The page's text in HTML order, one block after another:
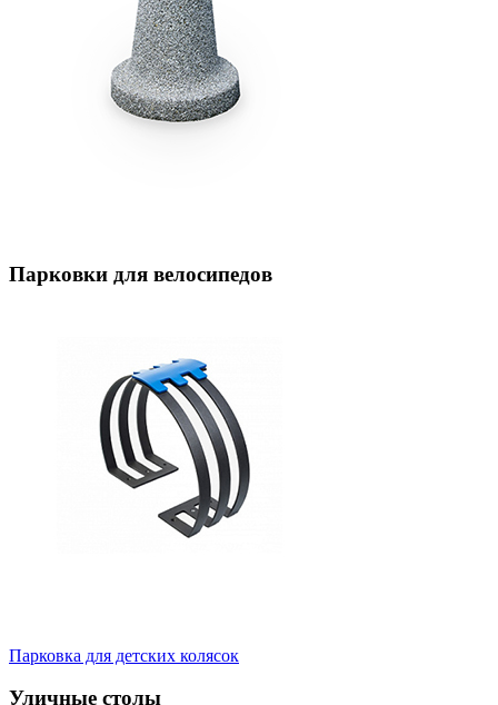
Парковки для велосипедов
Парковка для детских колясок
Уличные столы